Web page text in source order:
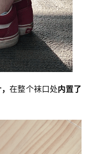
在整个袜口处内置了